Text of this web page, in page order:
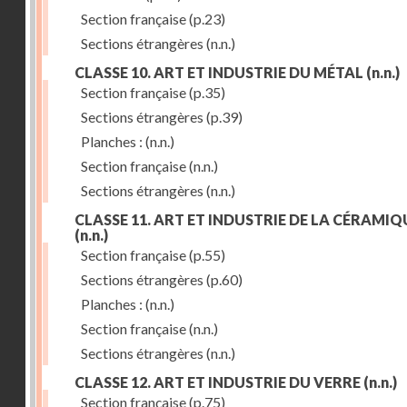
Section française(p.23)
Sections étrangères (n.n.)
CLASSE 10. ART ET INDUSTRIE DU MÉTAL (n.n.)
Section française(p.35)
Sections étrangères (p.39)
Planches : (n.n.)
Section française(n.n.)
Sections étrangères (n.n.)
CLASSE 11. ART ET INDUSTRIE DE LA
(n.n.)
Section française(p.55)
Sections étrangères (p.60)
Planches : (n.n.)
Section française(n.n.)
Sections étrangères (n.n.)
CLASSE 12. ART ET INDUSTRIE DU VERRE (n.n.)
Section française(p.75)